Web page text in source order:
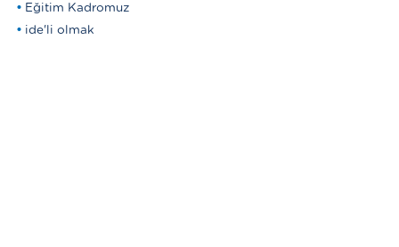
Eğitim Kadromuz
ide'li olmak